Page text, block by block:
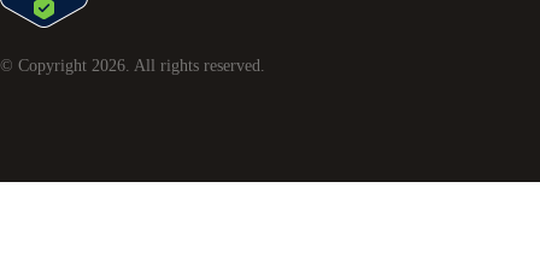
© Copyright 2026. All rights reserved.